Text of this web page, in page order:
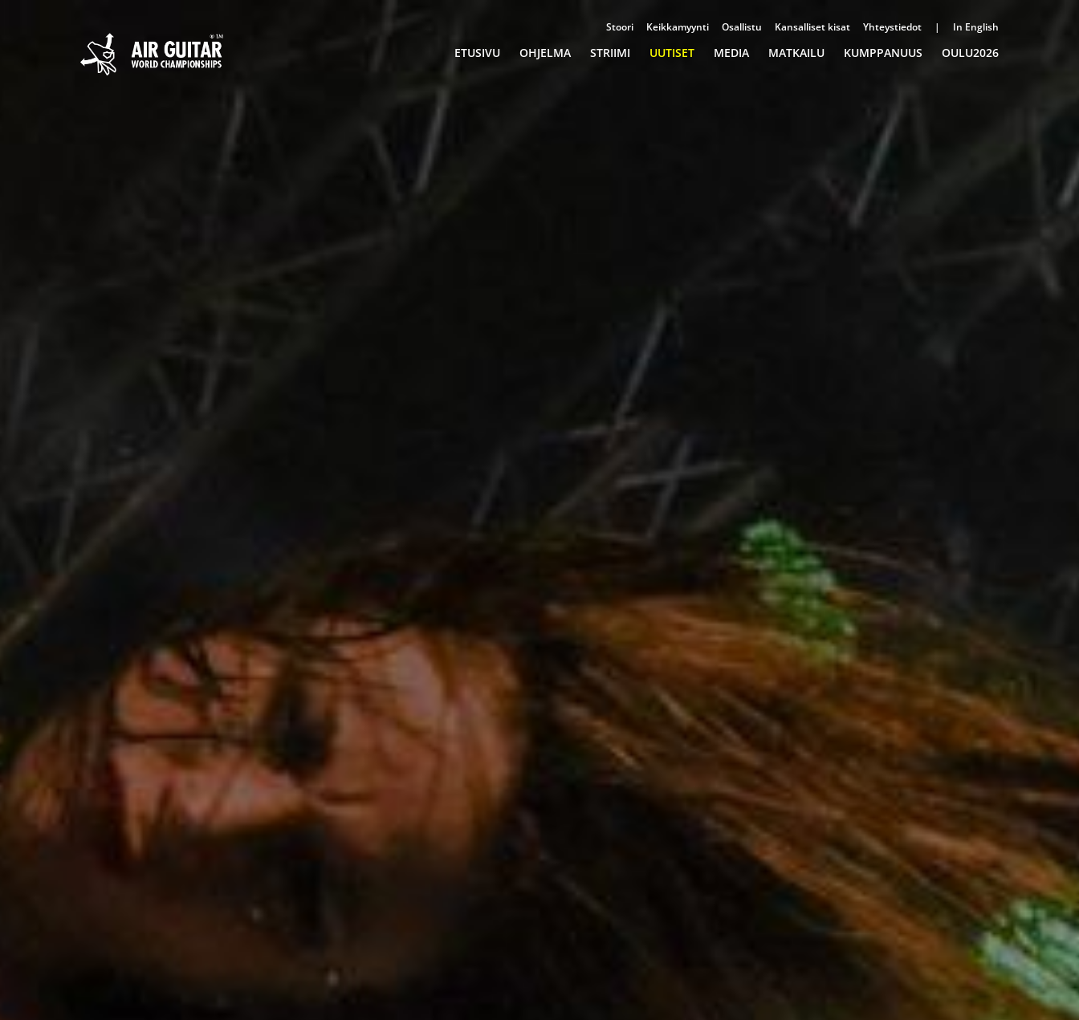
Air Guitar World ChampionshipsETUSIVU OHJELMA STRIIMI UUTISET MEDIA MATKAILU KUMPPANUUS OULU2026
Stoori Keikkamyynti Osallistu Kansalliset kisat Yhteystiedot | In English